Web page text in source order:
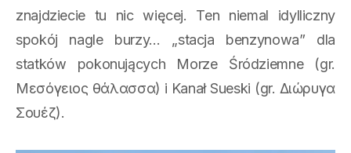
znajdziecie tu nic więcej. Ten niemal idylliczny
spokój nagle burzy… „stacja benzynowa” dla
statków pokonujących Morze Śródziemne (gr.
Μεσόγειος θάλασσα) i Kanał Sueski (gr. Διώρυγα
Σουέζ).